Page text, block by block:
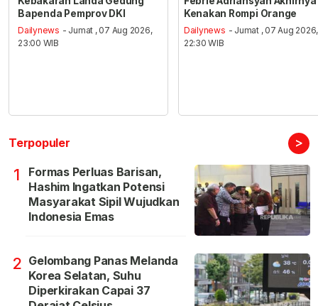
Bapenda Pemprov DKI
Dailynews - Jumat , 07 Aug 2026,
23:00 WIB
Kenakan Rompi Orange
Dailynews - Jumat , 07 Aug 2026,
22:30 WIB
Terpopuler >
1
Formas Perluas Barisan,
Hashim Ingatkan Potensi
Masyarakat Sipil Wujudkan
Indonesia Emas
2 Gelombang Panas Melanda
Korea Selatan, Suhu
Diperkirakan Capai 37